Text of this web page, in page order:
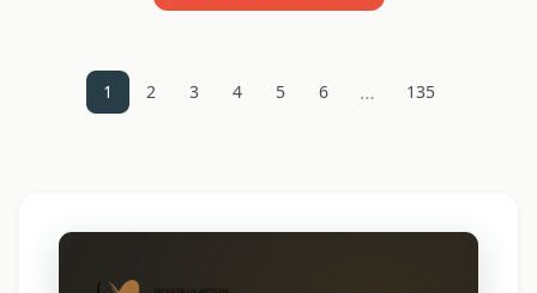
1 2 3 4 5 6 … 135